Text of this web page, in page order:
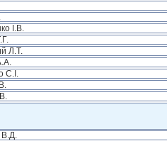
І.В.
Л.Т.
С.І.
В.Д.